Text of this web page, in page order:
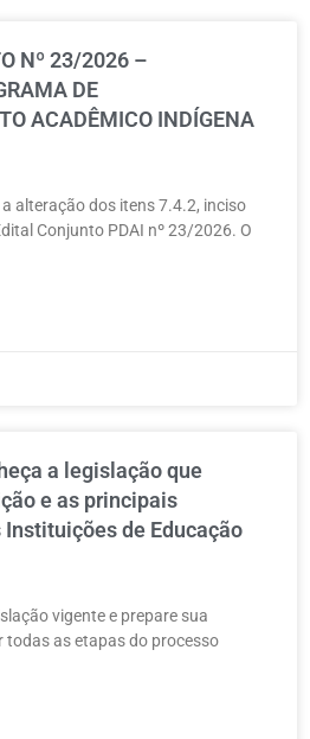
Nº 23/2026 –
DE
ACADÊMICO INDÍGENA
alteração dos itens 7.4.2, inciso
Conjunto PDAI nº 23/2026. O
a legislação que
e as principais
de Educação
vigente e prepare sua
as etapas do processo